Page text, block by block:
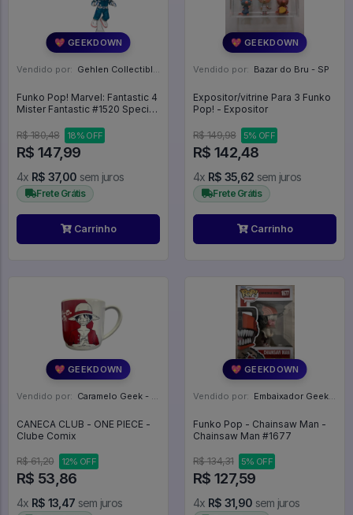
💖 GEEKDOWN
Vendido por: Gehlen Collectibles - RS
Funko Pop! Marvel: Fantastic 4
Mister Fantastic #1520 Special
Fantastico #1520
R$ 180,48 18% OFF
R$ 147,99
4x R$ 37,00 sem juros
Frete Grátis
Carrinho
💖 GEEKDOWN
Vendido por: Bazar do Bru - SP
Expositor/vitrine Para 3 Funko
Pop! - Expositor
R$ 149,98 5% OFF
R$ 142,48
4x R$ 35,62 sem juros
Frete Grátis
Carrinho
💖 GEEKDOWN
Vendido por: Caramelo Geek - DF
CANECA CLUB - ONE PIECE -
Clube Comix
R$ 61,20 12% OFF
R$ 53,86
4x R$ 13,47 sem juros
💖 GEEKDOWN
Vendido por: Embaixador Geek - SP
Funko Pop - Chainsaw Man -
Chainsaw Man #1677
R$ 134,31 5% OFF
R$ 127,59
4x R$ 31,90 sem juros